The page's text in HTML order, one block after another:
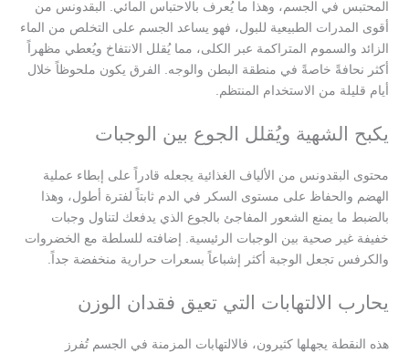
المحتبس في الجسم، وهذا ما يُعرف بالاحتباس المائي. البقدونس من
أقوى المدرات الطبيعية للبول، فهو يساعد الجسم على التخلص من الماء
الزائد والسموم المتراكمة عبر الكلى، مما يُقلل الانتفاخ ويُعطي مظهراً
أكثر نحافةً خاصةً في منطقة البطن والوجه. الفرق يكون ملحوظاً خلال
أيام قليلة من الاستخدام المنتظم.
يكبح الشهية ويُقلل الجوع بين الوجبات
محتوى البقدونس من الألياف الغذائية يجعله قادراً على إبطاء عملية
الهضم والحفاظ على مستوى السكر في الدم ثابتاً لفترة أطول، وهذا
بالضبط ما يمنع الشعور المفاجئ بالجوع الذي يدفعك لتناول وجبات
خفيفة غير صحية بين الوجبات الرئيسية. إضافته للسلطة مع الخضروات
والكرفس تجعل الوجبة أكثر إشباعاً بسعرات حرارية منخفضة جداً.
يحارب الالتهابات التي تعيق فقدان الوزن
هذه النقطة يجهلها كثيرون، فالالتهابات المزمنة في الجسم تُفرز